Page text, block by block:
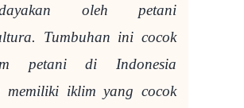
oleh petani
Tumbuhan ini cocok
petani di Indonesia
memiliki iklim yang cocok